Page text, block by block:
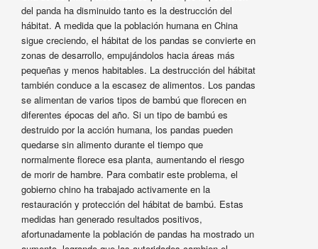
del panda ha disminuido tanto es la destrucción del
hábitat. A medida que la población humana en China
sigue creciendo, el hábitat de los pandas se convierte en
zonas de desarrollo, empujándolos hacia áreas más
pequeñas y menos habitables. La destrucción del hábitat
también conduce a la escasez de alimentos. Los pandas
se alimentan de varios tipos de bambú que florecen en
diferentes épocas del año. Si un tipo de bambú es
destruido por la acción humana, los pandas pueden
quedarse sin alimento durante el tiempo que
normalmente florece esa planta, aumentando el riesgo
de morir de hambre. Para combatir este problema, el
gobierno chino ha trabajado activamente en la
restauración y protección del hábitat de bambú. Estas
medidas han generado resultados positivos,
afortunadamente la población de pandas ha mostrado un